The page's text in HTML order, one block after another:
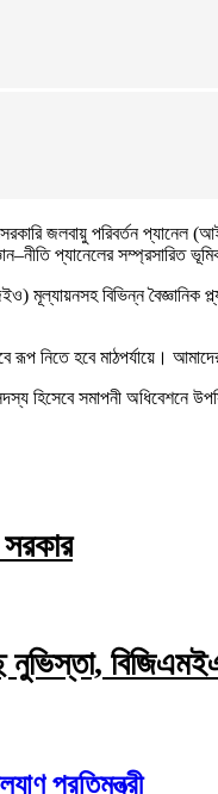
জলবায়ু পরিবর্তন প্যানেল
প্যানেলের
বিভিন্ন বৈজ্ঞানিক
রূপ নিতে হবে মাঠপর্যায়ে।
হিসেবে সমাপনী অধিবেশনে
নুভিস্তা,
প্রতিমন্ত্রী